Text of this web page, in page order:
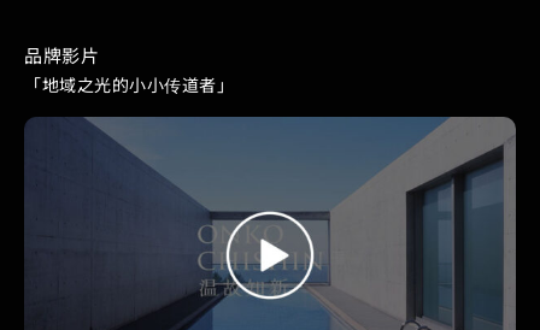
品牌影片
「地域之光的小小传道者」